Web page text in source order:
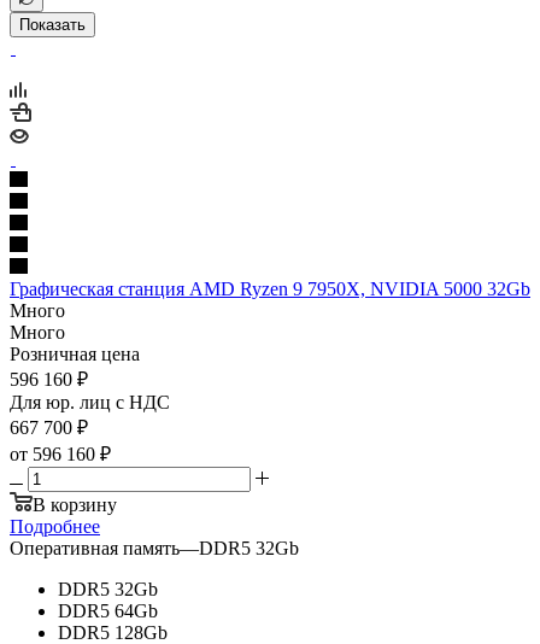
Показать
Графическая станция AMD Ryzen 9 7950X, NVIDIA 5000 32Gb
Много
Много
Розничная цена
596 160 ₽
Для юр. лиц c НДС
667 700 ₽
от 596 160 ₽
В корзину
Подробнее
Оперативная память—DDR5 32Gb
DDR5 32Gb
DDR5 64Gb
DDR5 128Gb